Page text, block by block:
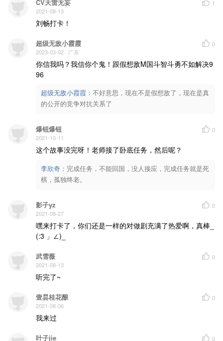
CV天雷无妄
2021-08-13
1
刘畅打卡！
超级无敌小霞霞
2023-03-02 · 广东
0
你信我吗？我信你个鬼！跟假想敌M国斗智斗勇不如解决9
96
超级无敌小霞霞 ： 不好意思，现在不是假想敌了，现在是真
的公开的竞争对抗关系了
爆钮爆钮
2021-10-11
0
这个故事没完呀！老师接了卧底任务，然后呢？
李欣奇 ： 完成任务，不能回国，没人接应，完成任务就是死
棋，孤独终老。
影子yz
2021-08-27
0
嘿来打卡了，你们还是一样的对做剧充满了热爱啊，真棒_
(:3 」∠)_
武雪薇
2021-08-13
0
听完了~
壹昙桂花酿
2021-08-06
0
我来过
叶子jie 0